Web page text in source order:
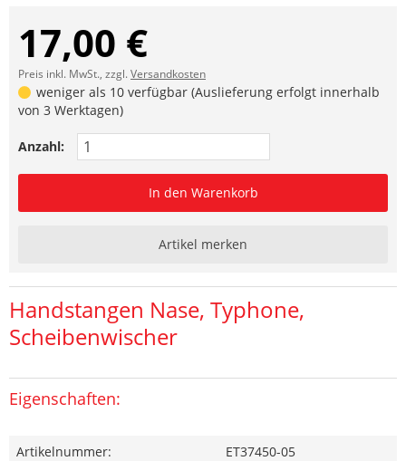
17,00 €
Preis inkl. MwSt., zzgl.Versandkosten
weniger als 10 verfügbar (Auslieferung erfolgt innerhalb
von 3 Werktagen)
Anzahl:
In den Warenkorb
Artikel merken
Handstangen Nase, Typhone,
Scheibenwischer
Eigenschaften:
Artikelnummer:
ET37450-05